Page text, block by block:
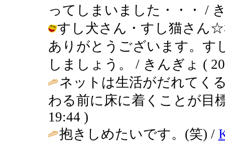
ってしまいました・・・ /
すし犬さん・すし猫さん
ありがとうございます。す
しましょう。 / きんぎょ (
ネットは生活がだれてく
わる前に床に着くことが
19:44 )
抱きしめたいです。(笑) /